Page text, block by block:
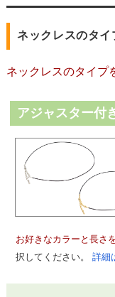
ネックレスのタイ
ネックレスのタイプ
アジャスター付
お好きなカラーと長さ
択してください。 詳細